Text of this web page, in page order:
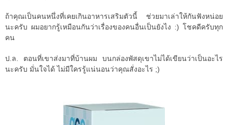
ถ้าคุณเป็นคนหนึ่งที่เคยเกินอาหารเสริมตัวนี้ ช่วยมาเล่าให้กันฟังหน่อย
นะครับ ผมอยากรู้เหมือนกันว่าเรื่องของคนอื่นเป็นยังไง :) โชคดีครับทุก
คน
ป.ล. ตอนที่เขาส่งมาที่บ้านผม บนกล่องพัสดุเขาไม่ได้เขียนว่าเป็นอะไร
นะครับ มั่นใจได้ ไม่มีใครรู้แน่นอนว่าคุณสั่งอะไร ;)